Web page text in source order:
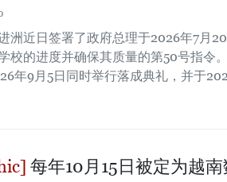
洲近日签署了政府总理于2026年7月
校的进度并确保其质量的第50号指令
年9月5日同时举行落成典礼，并于
每年10月15日被定为越